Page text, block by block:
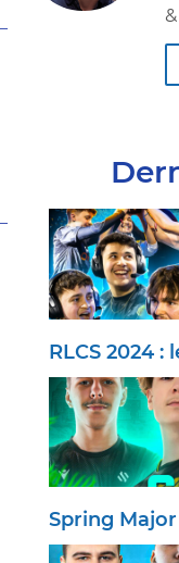
RLCS 2024
Spring